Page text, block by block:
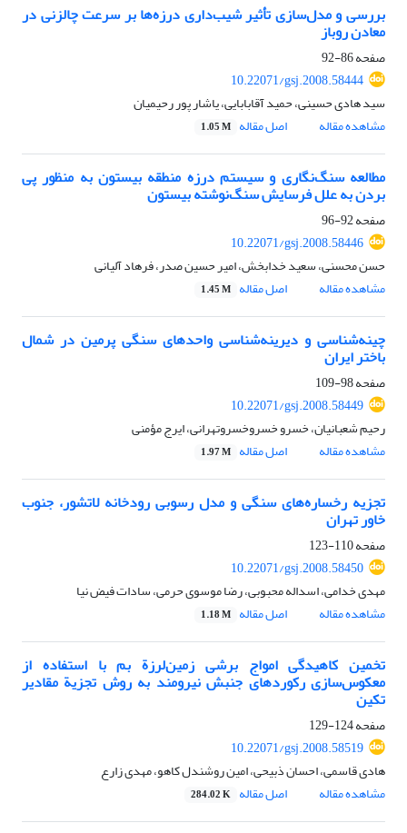
بررسی و مدل‌سازی تأثیر شیب‌داری درزه‌ها بر سرعت چالزنی در
معادن روباز
صفحه86-92
10.22071/gsj.2008.58444
سید هادی حسینی، حمید آقابابایی، یاشار پور رحیمیان
مشاهده مقاله
اصل مقاله 1.05 M
مطالعه سنگ‌نگاری و سیستم درزه منطقه بیستون به منظور پی
بردن به علل فرسایش سنگ‌نوشته بیستون
صفحه92-96
10.22071/gsj.2008.58446
حسن محسنی، سعید خدابخش، امیر حسین صدر، فرهاد آلیانی
مشاهده مقاله
اصل مقاله 1.45 M
چینه‌شناسی و دیرینه‌شناسی واحدهای سنگی پرمین در شمال
باختر ایران
صفحه98-109
10.22071/gsj.2008.58449
رحیم شعبانیان، خسرو خسروخسروتهرانی، ایرج مؤمنی
مشاهده مقاله
اصل مقاله 1.97 M
تجزیه رخساره‌های سنگی و مدل رسوبی رودخانه لاتشور، جنوب
خاور تهران
صفحه110-123
10.22071/gsj.2008.58450
مهدی خدامی، اسداله محبوبی، رضا موسوی حرمی، سادات فیض نیا
مشاهده مقاله
اصل مقاله 1.18 M
تخمین کاهیدگی امواج برشی زمین‌لرزة بم با استفاده از
معکوس‌سازی رکوردهای جنبش نیرومند به روش تجزیة مقادیر
تکین
صفحه124-129
10.22071/gsj.2008.58519
هادی قاسمی، احسان ذبیحی، امین روشندل کاهو، مهدی زارع
مشاهده مقاله
اصل مقاله 284.02 K